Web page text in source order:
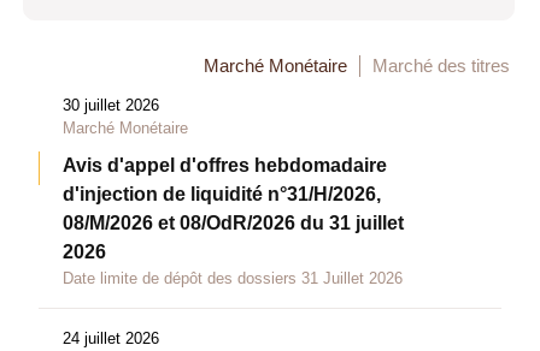
Marché Monétaire Marché des titres
30 juillet 2026
Marché Monétaire
Avis d'appel d'offres hebdomadaire
d'injection de liquidité n°31/H/2026,
08/M/2026 et 08/OdR/2026 du 31 juillet
2026
Date limite de dépôt des dossiers 31 Juillet 2026
24 juillet 2026